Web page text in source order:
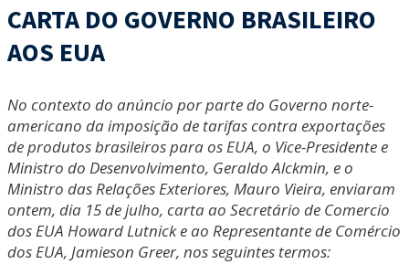
CARTA DO GOVERNO BRASILEIRO
AOS EUA
No contexto do anúncio por parte do Governo norte-
americano da imposição de tarifas contra exportações
de produtos brasileiros para os EUA, o Vice-Presidente e
Ministro do Desenvolvimento, Geraldo Alckmin, e o
Ministro das Relações Exteriores, Mauro Vieira, enviaram
ontem, dia 15 de julho, carta ao Secretário de Comercio
dos EUA Howard Lutnick e ao Representante de Comércio
dos EUA, Jamieson Greer, nos seguintes termos: